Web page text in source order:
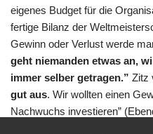
eigenes Budget für die
fertige Bilanz der
Gewinn oder Verlust werde
geht niemanden etwas an,
immer selber getragen.” Zitz
gut aus. Wir wollten einen
Nachwuchs investieren”